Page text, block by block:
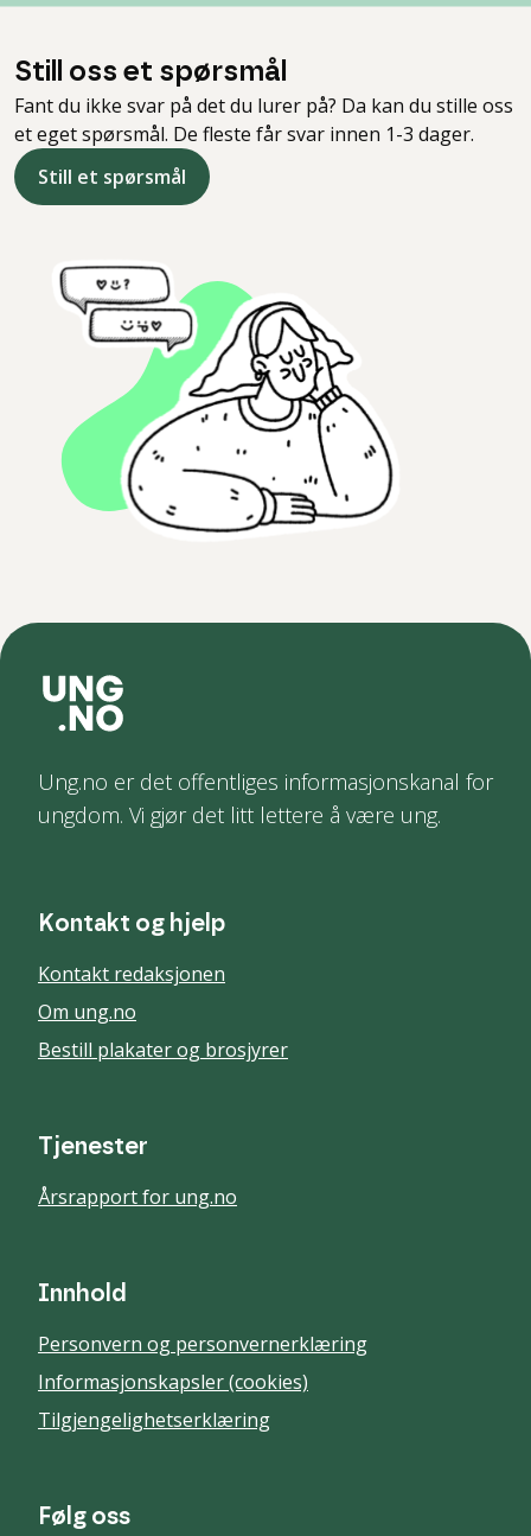
Still oss et spørsmål
Fant du ikke svar på det du lurer på? Da kan du stille oss
et eget spørsmål. De fleste får svar innen 1-3 dager.
Still et spørsmål
Ung.no er det offentliges informasjonskanal for
ungdom. Vi gjør det litt lettere å være ung.
Kontakt og hjelp
Kontakt redaksjonen
Om ung.no
Bestill plakater og brosjyrer
Tjenester
Årsrapport for ung.no
Innhold
Personvern og personvernerklæring
Informasjonskapsler (cookies)
Tilgjengelighetserklæring
Følg oss